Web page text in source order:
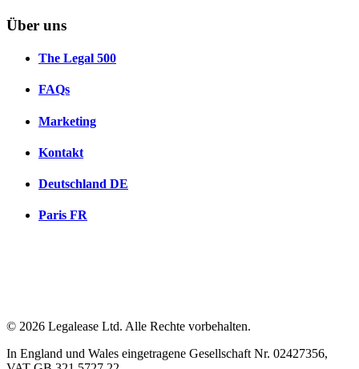
Über uns
The Legal 500
FAQs
Marketing
Kontakt
Deutschland DE
Paris FR
© 2026 Legalease Ltd. Alle Rechte vorbehalten.
In England und Wales eingetragene Gesellschaft Nr. 02427356,